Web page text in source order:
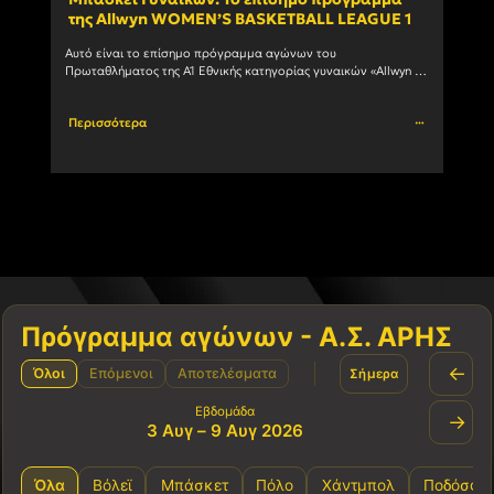
της Allwyn WOMEN’S BASKETBALL LEAGUE 1
Αυτό είναι το επίσημο πρόγραμμα αγώνων του
Πρωταθλήματος της Α1 Εθνικής κατηγορίας γυναικών «Allwyn
Περισσότερα
Πρόγραμμα αγώνων - Α.Σ. ΑΡΗΣ
Όλοι Επόμενοι Αποτελέσματα Σήμερα ←
Εβδομάδα
3 Αυγ – 9 Αυγ 2026 →
Όλα Βόλεϊ Μπάσκετ Πόλο Χάντμπολ